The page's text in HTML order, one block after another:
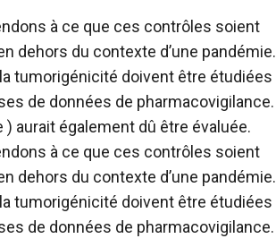
à ce que ces contrôles soient
dehors du contexte d’une pandémie.
tumorigénicité doivent être étudiées
de données de pharmacovigilance.
aurait également dû être évaluée.
à ce que ces contrôles soient
dehors du contexte d’une pandémie.
tumorigénicité doivent être étudiées
de données de pharmacovigilance.